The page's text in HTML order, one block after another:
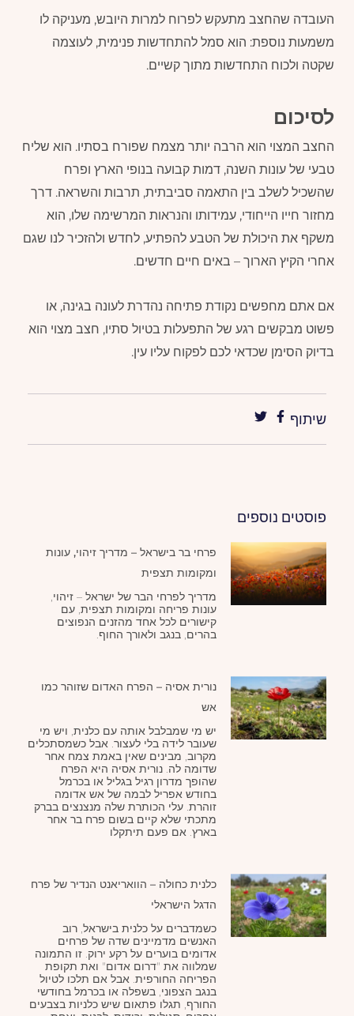
העובדה שהחצב מתעקש לפרוח למרות היובש, מעניקה לו
משמעות נוספת: הוא סמל להתחדשות פנימית, לעוצמה
שקטה ולכוח התחדשות מתוך קשיים.
לסיכום
החצב המצוי הוא הרבה יותר מצמח שפורח בסתיו. הוא שליח
טבעי של עונות השנה, דמות קבועה בנופי הארץ ופרח
שהשכיל לשלב בין התאמה סביבתית, תרבות והשראה. דרך
מחזור חייו הייחודי, עמידותו והנראות המרשימה שלו, הוא
משקף את היכולת של הטבע להפתיע, לחדש ולהזכיר לנו שגם
אחרי הקיץ הארוך – באים חיים חדשים.
אם אתם מחפשים נקודת פתיחה נהדרת לעונה בגינה, או
פשוט מבקשים רגע של התפעלות בטיול סתיו, חצב מצוי הוא
בדיוק הסימן שכדאי לכם לפקוח עליו עין.
שיתוף
פוסטים נוספים
פרחי בר בישראל – מדריך זיהוי, עונות
ומקומות תצפית
מדריך לפרחי הבר של ישראל – זיהוי,
עונות פריחה ומקומות תצפית, עם
קישורים לכל אחד מהזנים הנפוצים
בהרים, בנגב ולאורך החוף.
נורית אסיה – הפרח האדום שזוהר כמו
אש
יש מי שמבלבל אותה עם כלנית, ויש מי
שעובר לידה בלי לעצור. אבל כשמסתכלים
מקרוב, מבינים שאין באמת צמח אחר
שדומה לה. נורית אסיה היא הפרח
שהופך מדרון רגיל בגליל או בכרמל
בחודש אפריל לבמה של אש אדומה
זוהרת. עלי הכותרת שלה מנצנצים בברק
מתכתי שלא קיים בשום פרח בר אחר
בארץ. אם פעם תיתקלו
כלנית כחולה – הוואריאנט הנדיר של פרח
הדגל הישראלי
כשמדברים על כלנית בישראל, רוב
האנשים מדמיינים שדה של פרחים
אדומים בוערים על רקע ירוק. זו התמונה
שמלווה את "דרום אדום" ואת תקופת
הפריחה החורפית. אבל אם תלכו לטיול
בנגב הצפוני, בשפלה או בכרמל בחודשי
החורף, תגלו פתאום שיש כלניות בצבעים